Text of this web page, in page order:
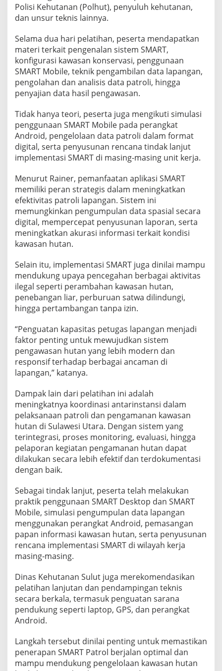
Polisi Kehutanan (Polhut), penyuluh kehutanan,
dan unsur teknis lainnya.
Selama dua hari pelatihan, peserta mendapatkan
materi terkait pengenalan sistem SMART,
konfigurasi kawasan konservasi, penggunaan
SMART Mobile, teknik pengambilan data lapangan,
pengolahan dan analisis data patroli, hingga
penyajian data hasil pengawasan.
Tidak hanya teori, peserta juga mengikuti simulasi
penggunaan SMART Mobile pada perangkat
Android, pengelolaan data patroli dalam format
digital, serta penyusunan rencana tindak lanjut
implementasi SMART di masing-masing unit kerja.
Menurut Rainer, pemanfaatan aplikasi SMART
memiliki peran strategis dalam meningkatkan
efektivitas patroli lapangan. Sistem ini
memungkinkan pengumpulan data spasial secara
digital, mempercepat penyusunan laporan, serta
meningkatkan akurasi informasi terkait kondisi
kawasan hutan.
Selain itu, implementasi SMART juga dinilai mampu
mendukung upaya pencegahan berbagai aktivitas
ilegal seperti perambahan kawasan hutan,
penebangan liar, perburuan satwa dilindungi,
hingga pertambangan tanpa izin.
“Penguatan kapasitas petugas lapangan menjadi
faktor penting untuk mewujudkan sistem
pengawasan hutan yang lebih modern dan
responsif terhadap berbagai ancaman di
lapangan,” katanya.
Dampak lain dari pelatihan ini adalah
meningkatnya koordinasi antarinstansi dalam
pelaksanaan patroli dan pengamanan kawasan
hutan di Sulawesi Utara. Dengan sistem yang
terintegrasi, proses monitoring, evaluasi, hingga
pelaporan kegiatan pengamanan hutan dapat
dilakukan secara lebih efektif dan terdokumentasi
dengan baik.
Sebagai tindak lanjut, peserta telah melakukan
praktik penggunaan SMART Desktop dan SMART
Mobile, simulasi pengumpulan data lapangan
menggunakan perangkat Android, pemasangan
papan informasi kawasan hutan, serta penyusunan
rencana implementasi SMART di wilayah kerja
masing-masing.
Dinas Kehutanan Sulut juga merekomendasikan
pelatihan lanjutan dan pendampingan teknis
secara berkala, termasuk penguatan sarana
pendukung seperti laptop, GPS, dan perangkat
Android.
Langkah tersebut dinilai penting untuk memastikan
penerapan SMART Patrol berjalan optimal dan
mampu mendukung pengelolaan kawasan hutan